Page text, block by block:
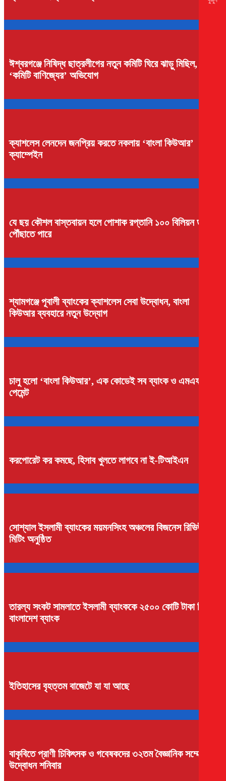
ঈশ্বরগঞ্জে নিষিদ্ধ ছাত্রলীগের নতুন কমিটি ঘিরে ঝাড়ু মিছিল,
‘কমিটি বাণিজ্যের’ অভিযোগ
ক্যাশলেস লেনদেন জনপ্রিয় করতে নকলায় ‘বাংলা কিউআর’
ক্যাম্পেইন
যে ছয় কৌশল বাস্তবায়ন হলে পোশাক রপ্তানি ১০০ বিলিয়ন ডলারে
পৌঁছাতে পারে
শ্যামগঞ্জে পূবালী ব্যাংকের ক্যাশলেস সেবা উদ্বোধন, বাংলা
কিউআর ব্যবহারে নতুন উদ্যোগ
চালু হলো ‘বাংলা কিউআর’, এক কোডেই সব ব্যাংক ও এমএফএসে
পেমেন্ট
করপোরেট কর কমছে, হিসাব খুলতে লাগবে না ই-টিআইএন
সোশ্যাল ইসলামী ব্যাংকের ময়মনসিংহ অঞ্চলের বিজনেস রিভিউ
মিটিং অনুষ্ঠিত
তারল্য সংকট সামলাতে ইসলামী ব্যাংককে ২৫০০ কোটি টাকা দিলো
বাংলাদেশ ব্যাংক
ইতিহাসের বৃহত্তম বাজেটে যা যা আছে
বাকৃবিতে প্রাণী চিকিৎসক ও গবেষকদের ৩২তম বৈজ্ঞানিক সম্মেলনের
উদ্বোধন শনিবার